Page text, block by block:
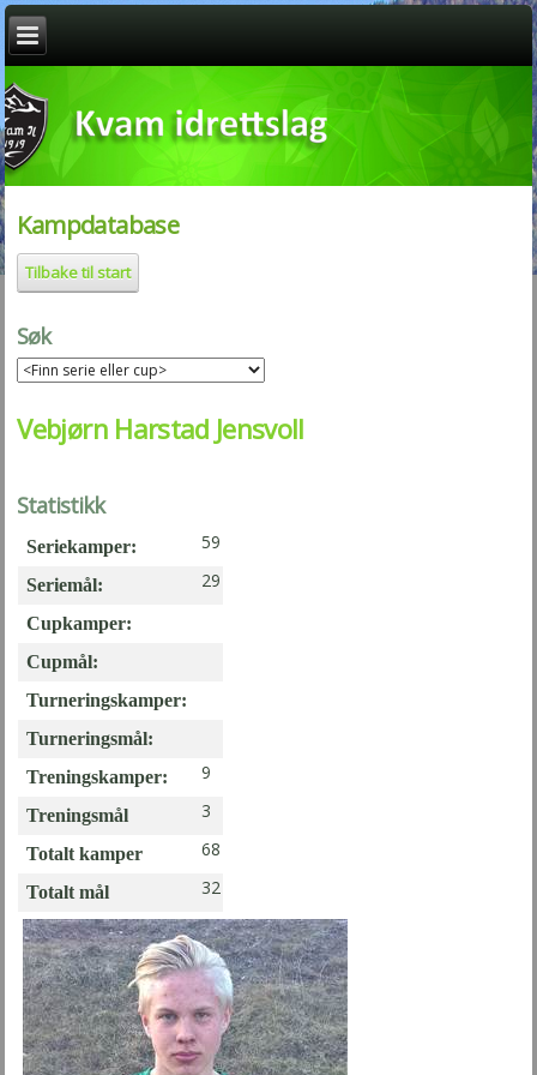
Kampdatabase
Tilbake til start
Søk
Vebjørn Harstad Jensvoll
Statistikk
Seriekamper: 59
Seriemål: 29
Cupkamper:
Cupmål:
Turneringskamper:
Turneringsmål:
Treningskamper:
9
Treningsmål 3
Totalt kamper 68
Totalt mål 32